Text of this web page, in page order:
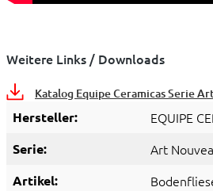
Weitere Links / Downloads
Katalog Equipe Ceramicas Serie
Hersteller: EQUIPE
Serie: Art
Artikel: